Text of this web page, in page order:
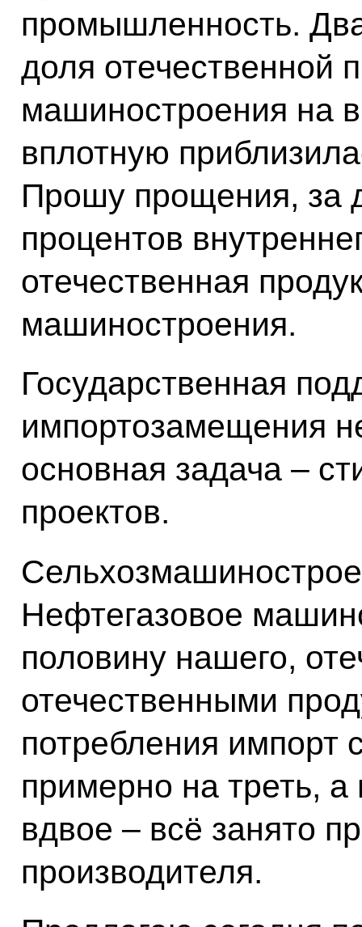
промышленность.
доля отечественной
машиностроения на
вплотную
Прошу прощения, за
процентов
отечественная
машиностроения.
Государственная
импортозамещения
основная задача –
проектов.
Нефтегазовое
половину нашего,
отечественными
потребления импорт
примерно на треть,
вдвое – всё занято
производителя.